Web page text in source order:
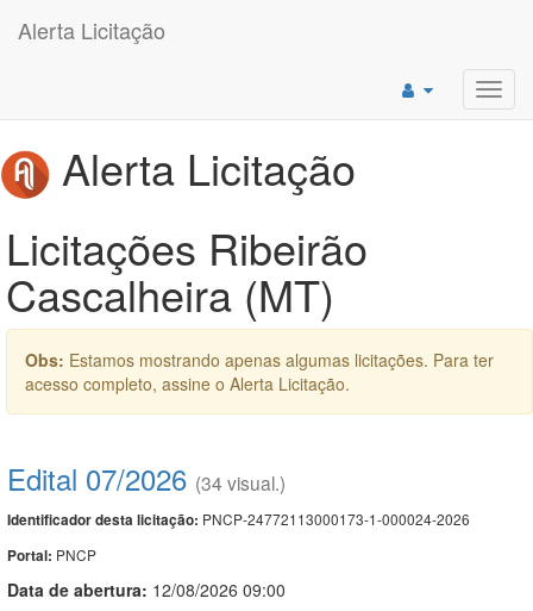
Alerta Licitação
Alerta Licitação
Licitações Ribeirão
Cascalheira (MT)
Obs: Estamos mostrando apenas algumas licitações. Para ter
acesso completo, assine o Alerta Licitação.
Edital 07/2026 (34 visual.)
Identificador desta licitação: PNCP-24772113000173-1-000024-2026
Portal: PNCP
Data de abertura: 12/08/2026 09:00